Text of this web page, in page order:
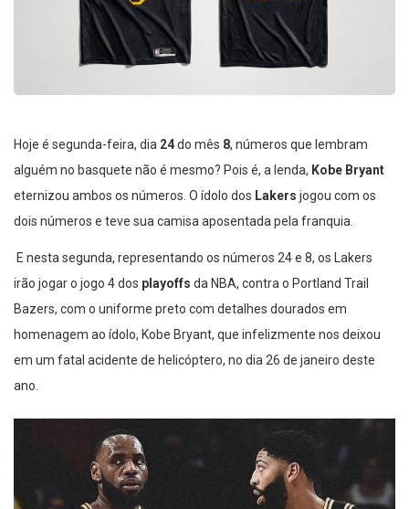
Hoje é segunda-feira, dia 24 do mês 8, números que lembram
alguém no basquete não é mesmo? Pois é, a lenda, Kobe Bryant
eternizou ambos os números. O ídolo dos Lakersjogou com os
dois números e teve sua camisa aposentada pela franquia.
E nesta segunda, representando os números 24 e 8, os Lakers
irão jogar o jogo 4 dos playoffs da NBA, contra o Portland Trail
Bazers, com o uniforme preto com detalhes dourados em
homenagem ao ídolo, Kobe Bryant, que infelizmente nos deixou
em um fatal acidente de helicóptero, no dia 26 de janeiro deste
ano.